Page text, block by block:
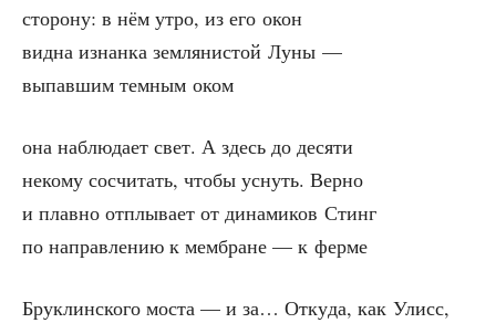
сто­ро­ну: в нём утро, из его окон
вид­на изнан­ка зем­ля­ни­стой Луны —
выпав­шим тем­ным оком
она наблю­да­ет свет. А здесь до десяти
неко­му сосчи­тать, что­бы уснуть. Верно
и плав­но отплы­ва­ет от дина­ми­ков Стинг
по направ­ле­нию к мем­бране — к ферме
Бруклин­ско­го моста — и за… Отку­да, как Улисс,